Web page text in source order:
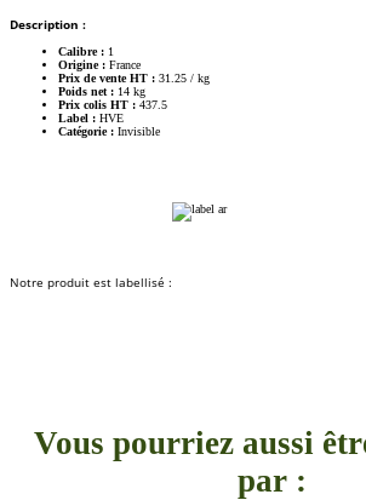
Description :
Calibre : 1
Origine : France
Prix de vente HT : 31.25 / kg
Poids net : 14 kg
Prix colis HT : 437.5
Label : HVE
Catégorie : Invisible
Notre produit est labellisé :
Vous pourriez aussi
par :